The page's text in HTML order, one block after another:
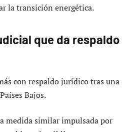
la transición energética.
que da respaldo
con respaldo jurídico tras una
Bajos.
medida similar impulsada por